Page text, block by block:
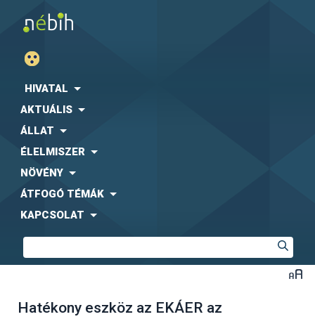
HIVATAL
AKTUÁLIS
ÁLLAT
ÉLELMISZER
NÖVÉNY
ÁTFOGÓ TÉMÁK
KAPCSOLAT
Hatékony eszköz az EKÁER az